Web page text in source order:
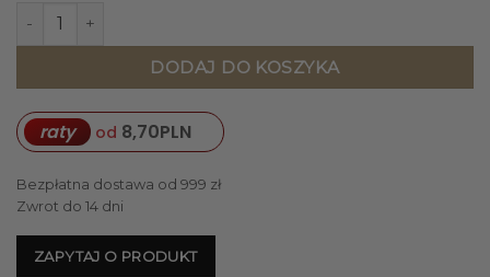
ilość MISA Flower Bloom okrągła o nieregularnych
DODAJ DO KOSZYKA
raty od 8,70PLN
Bezpłatna dostawa od 999 zł
Zwrot do 14 dni
ZAPYTAJ O PRODUKT